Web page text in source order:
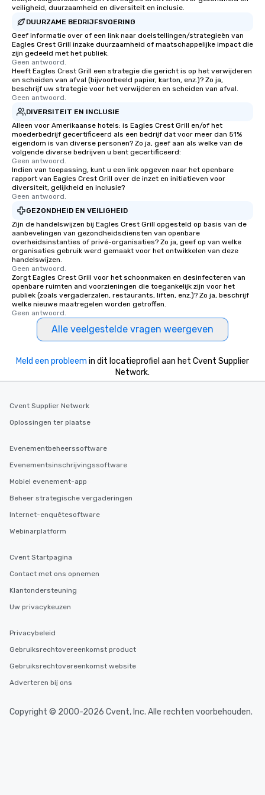
veiligheid, duurzaamheid en diversiteit en inclusie.
DUURZAME BEDRIJFSVOERING
Geef informatie over of een link naar doelstellingen/strategieën van
Eagles Crest Grill inzake duurzaamheid of maatschappelijke impact die
zijn gedeeld met het publiek.
Geen antwoord.
Heeft Eagles Crest Grill een strategie die gericht is op het verwijderen
en scheiden van afval (bijvoorbeeld papier, karton, enz.)? Zo ja,
beschrijf uw strategie voor het verwijderen en scheiden van afval.
Geen antwoord.
DIVERSITEIT EN INCLUSIE
Alleen voor Amerikaanse hotels: is Eagles Crest Grill en/of het
moederbedrijf gecertificeerd als een bedrijf dat voor meer dan 51%
eigendom is van diverse personen? Zo ja, geef aan als welke van de
volgende diverse bedrijven u bent gecertificeerd:
Geen antwoord.
Indien van toepassing, kunt u een link opgeven naar het openbare
rapport van Eagles Crest Grill over de inzet en initiatieven voor
diversiteit, gelijkheid en inclusie?
Geen antwoord.
GEZONDHEID EN VEILIGHEID
Zijn de handelswijzen bij Eagles Crest Grill opgesteld op basis van de
aanbevelingen van gezondheidsdiensten van openbare
overheidsinstanties of privé-organisaties? Zo ja, geef op van welke
organisaties gebruik werd gemaakt voor het ontwikkelen van deze
handelswijzen.
Geen antwoord.
Zorgt Eagles Crest Grill voor het schoonmaken en desinfecteren van
openbare ruimten and voorzieningen die toegankelijk zijn voor het
publiek (zoals vergaderzalen, restaurants, liften, enz.)? Zo ja, beschrijf
welke nieuwe maatregelen worden getroffen.
Geen antwoord.
Alle veelgestelde vragen weergeven
Meld een probleem in dit locatieprofiel aan het Cvent Supplier
Network.
Cvent Supplier Network
Oplossingen ter plaatse
Evenementbeheerssoftware
Evenementsinschrijvingssoftware
Mobiel evenement-app
Beheer strategische vergaderingen
Internet-enquêtesoftware
Webinarplatform
Cvent Startpagina
Contact met ons opnemen
Klantondersteuning
Uw privacykeuzen
Privacybeleid
Gebruiksrechtovereenkomst product
Gebruiksrechtovereenkomst website
Adverteren bij ons
Copyright © 2000-2026 Cvent, Inc. Alle rechten voorbehouden.